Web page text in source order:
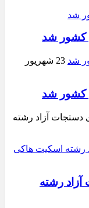
کشور شد
23 شهریور
کشور شد
دستجات آزاد رشته
آزاد رشته